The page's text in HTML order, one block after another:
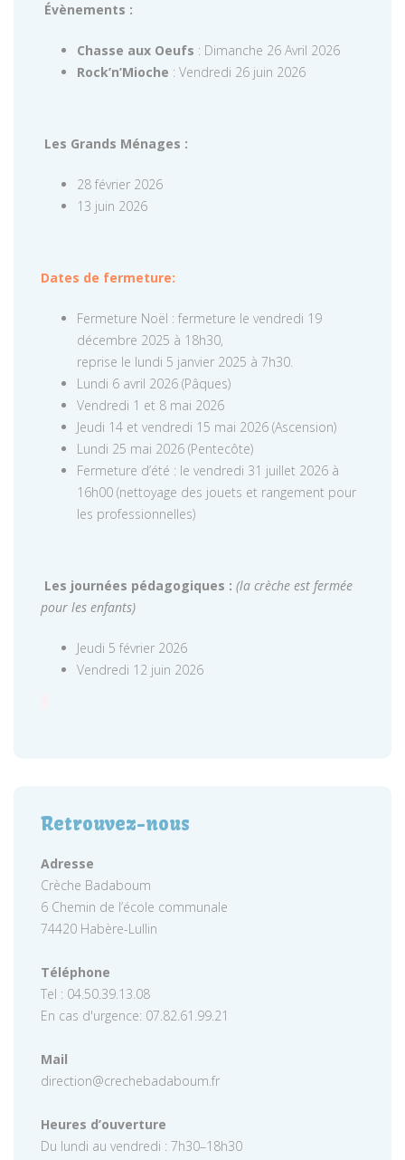
Évènements :
Chasse aux Oeufs : Dimanche 26 Avril 2026
Rock’n’Mioche : Vendredi 26 juin 2026
Les Grands Ménages :
28 février 2026
13 juin 2026
Dates de fermeture:
Fermeture Noël : fermeture le vendredi 19
décembre 2025 à 18h30,
reprise le lundi 5 janvier 2025 à 7h30.
Lundi 6 avril 2026 (Pâques)
Vendredi 1 et 8 mai 2026
Jeudi 14 et vendredi 15 mai 2026 (Ascension)
Lundi 25 mai 2026 (Pentecôte)
Fermeture d’été : le vendredi 31 juillet 2026 à
16h00 (nettoyage des jouets et rangement pour
les professionnelles)
Les journées pédagogiques : (la crèche est fermée
pour les enfants)
Jeudi 5 février 2026
Vendredi 12 juin 2026
Retrouvez-nous
Adresse
Crèche Badaboum
6 Chemin de l’école communale
74420 Habère-Lullin
Téléphone
Tel : 04.50.39.13.08
En cas d'urgence: 07.82.61.99.21
Mail
direction@crechebadaboum.fr
Heures d’ouverture
Du lundi au vendredi : 7h30–18h30